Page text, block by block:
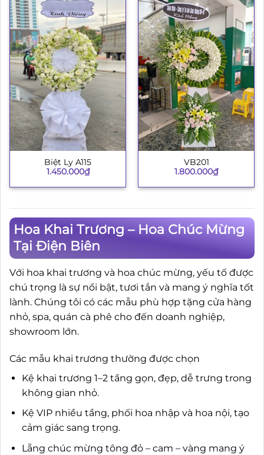
Biệt Ly A115
1.450.000₫
VB201
1.800.000₫
Hoa Khai Trương – Hoa Chúc Mừng
Tại Điện Biên
Với hoa khai trương và hoa chúc mừng, yếu tố được
chú trọng là sự nổi bật, tươi tắn và mang ý nghĩa tốt
lành. Chúng tôi có các mẫu phù hợp tặng cửa hàng
nhỏ, spa, quán cà phê cho đến doanh nghiệp,
showroom lớn.
Các mẫu khai trương thường được chọn
Kệ khai trương 1–2 tầng gọn, đẹp, dễ trưng trong
không gian nhỏ.
Kệ VIP nhiều tầng, phối hoa nhập và hoa nội, tạo
cảm giác sang trọng.
Lẵng chúc mừng tông đỏ – cam – vàng mang ý